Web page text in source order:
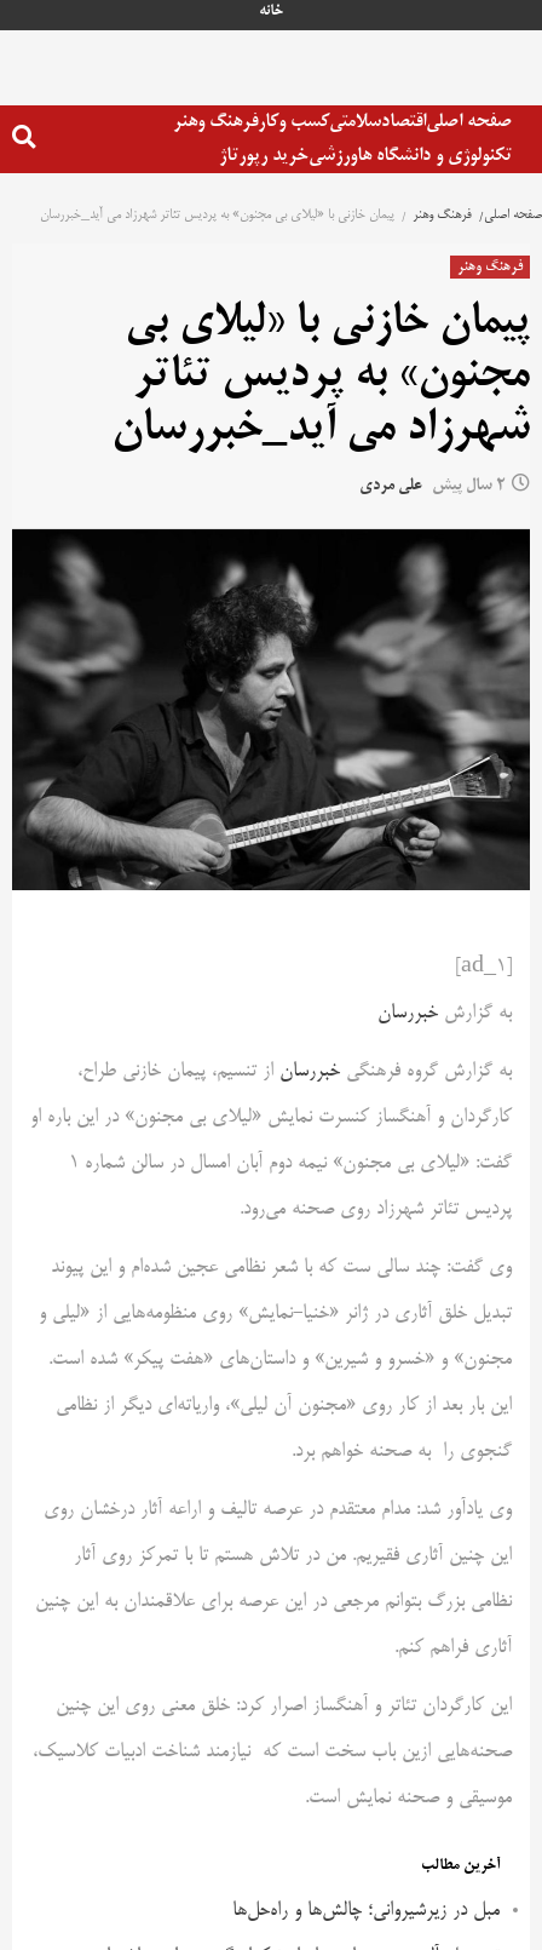
خانه
صفحه اصلیاقتصادسلامتیکسب وکارفرهنگ وهنر
تکنولوژی و دانشگاه هاورزشیخرید رپورتاژ
صفحه اصلی فرهنگ وهنر پیمان خازنی با «لیلای بی مجنون» به پردیس تئاتر شهرزاد می آید_خبررسان
فرهنگ وهنر
پیمان خازنی با «لیلای بی
مجنون» به پردیس تئاتر
شهرزاد می آید_خبررسان
2 سال پیش علی مردی
به گزارش خبررسان
به گزارش گروه فرهنگی خبررسان از تنسیم، پیمان خازنی طراح،
کارگردان و آهنگساز کنسرت نمایش «لیلای بی مجنون» در این باره او
گفت: «لیلای بی مجنون» نیمه دوم آبان امسال در سالن شماره 1
پردیس تئاتر شهرزاد روی صحنه می‌رود.
وی گفت: چند سالی ست که با شعر نظامی عجین شده‌ام و این پیوند
تبدیل خلق آثاری در ژانر «خنیا-نمایش» روی منظومه‌هایی از «لیلی و
مجنون» و «خسرو و شیرین» و داستان‌های «هفت پیکر» شده است.
این بار بعد از کار روی «مجنون آن لیلی»، واریاته‌ای دیگر از نظامی
گنجوی را به صحنه خواهم برد.
وی یادآور شد: مدام معتقدم در عرصه تالیف و اراعه آثار درخشان روی
این چنین آثاری فقیریم. من در تلاش هستم تا با تمرکز روی آثار
نظامی بزرگ بتوانم مرجعی در این عرصه برای علاقمندان به این چنین
آثاری فراهم کنم.
این کارگردان تئاتر و آهنگساز اصرار کرد: خلق معنی روی این چنین
صحنه‌هایی ازین باب سخت است که نیازمند شناخت ادبیات کلاسیک،
موسیقی و صحنه نمایش است.
آخرین مطالب
مبل در زیرشیروانی؛ چالش‌ها و راه‌حل‌ها